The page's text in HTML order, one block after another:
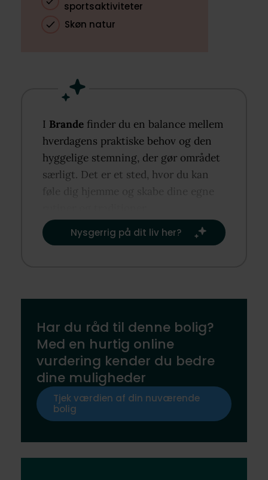
sportsaktiviteter
Skøn natur
I Brande finder du en balance mellem
hverdagens praktiske behov og den
hyggelige stemning, der gør området
særligt. Det er et sted, hvor du kan
føle dig hjemme og skabe dine egne
Nysgerrig på dit liv her?​
Har du råd til denne bolig?
Med en hurtig online
vurdering kender du bedre
dine muligheder
Tjek værdien af din nuværende
bolig